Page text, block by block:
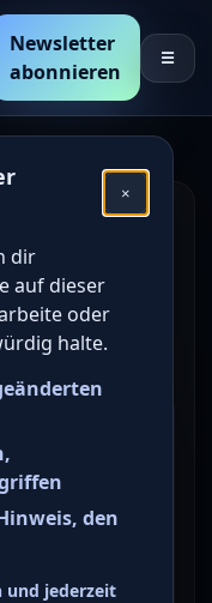
Newsletter
abonnieren
☰
×
dir
auf dieser
oder
halte.
den
und jederzeit
von
/
(BAY)
40 Pf